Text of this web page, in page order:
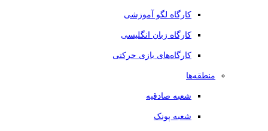
کارگاه لگو آموزشی
کارگاه زبان انگلیسی
کارگاه‌های بازی حرکتی
منطقه‌ها
شعبه صادقیه
شعبه پونک